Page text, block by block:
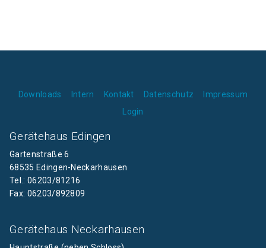
Downloads Intern Kontakt Datenschutz
Impressum
Login
Gerätehaus Edingen
Gartenstraße 6
68535 Edingen-Neckarhausen
Tel.: 06203/81216
Fax: 06203/892809
Gerätehaus Neckarhausen